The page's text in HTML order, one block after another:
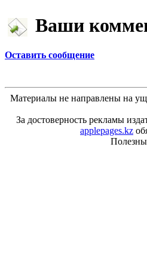
Ваши
Оставить сообщение
Материалы не направлены на
За достоверность рекламы
applepages.kz